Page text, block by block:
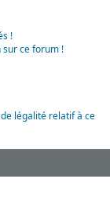
!
sur ce forum !
légalité relatif à ce